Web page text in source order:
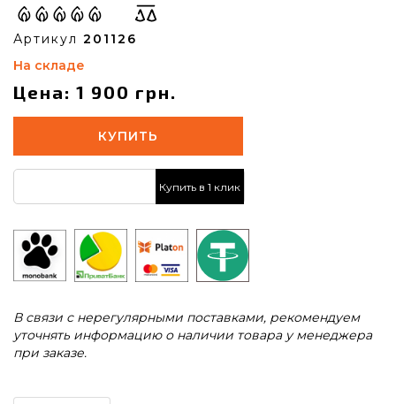
Артикул 201126
На складе
Цена: 1 900 грн.
КУПИТЬ
Купить в 1 клик
В связи с нерегулярными поставками, рекомендуем
уточнять информацию о наличии товара у менеджера
при заказе.